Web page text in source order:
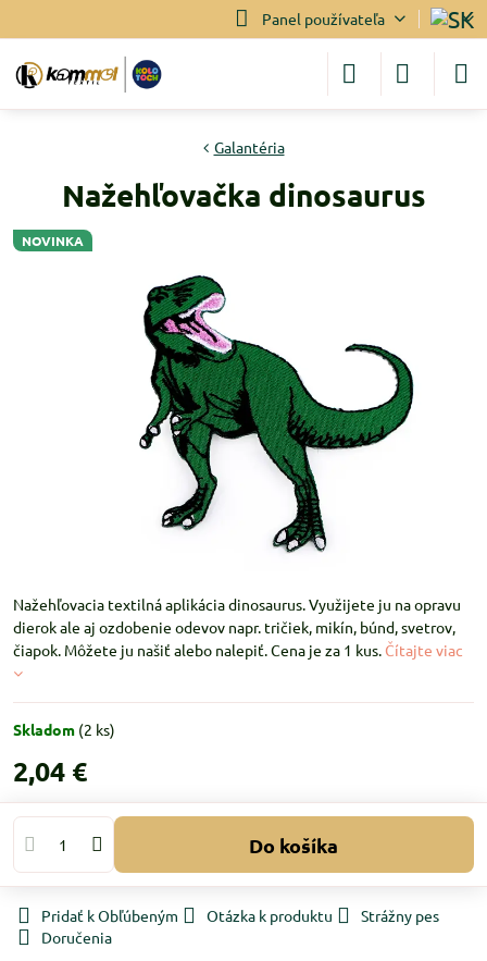
Panel používateľa
NOVINKA
Galantéria
Nažehľovačka dinosaurus
Nažehľovacia textilná aplikácia dinosaurus. Využijete ju na opravu
dierok ale aj ozdobenie odevov napr. tričiek, mikín, búnd, svetrov,
čiapok. Môžete ju našiť alebo nalepiť. Cena je za 1 kus. Čítajte viac
Skladom (2 ks)
2,04 €
Do košíka
Pridať k Obľúbeným Otázka k produktu
Strážny pes
Doručenia